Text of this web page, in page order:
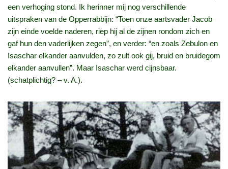
een verhoging stond. Ik herinner mij nog verschillende
uitspraken van de Opperrabbijn: “Toen onze aartsvader Jacob
zijn einde voelde naderen, riep hij al de zijnen rondom zich en
gaf hun den vaderlijken zegen”, en verder: “en zoals Zebulon en
Isaschar elkander aanvulden, zo zult ook gij, bruid en bruidegom
elkander aanvullen”. Maar Isaschar werd cijnsbaar.
(schatplichtig? – v. A.).